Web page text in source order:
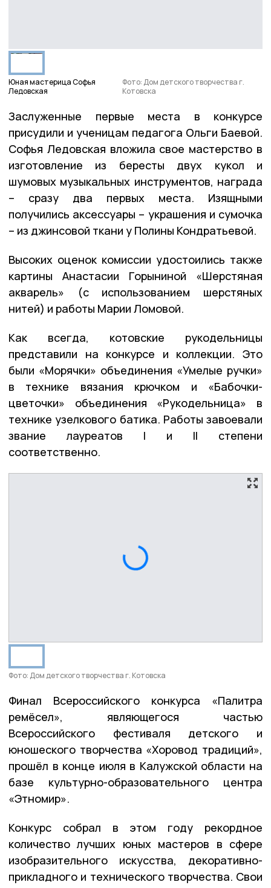
Юная мастерица Софья
Ледовская
Фото: Дом детского творчества г.
Котовска
Заслуженные первые места в конкурсе
присудили и ученицам педагога Ольги Баевой.
Софья Ледовская вложила свое мастерство в
изготовление из бересты двух кукол и
шумовых музыкальных инструментов, награда
– сразу два первых места. Изящными
получились аксессуары – украшения и сумочка
– из джинсовой ткани у Полины Кондратьевой.
Высоких оценок комиссии удостоились также
картины Анастасии Горыниной «Шерстяная
акварель» (с использованием шерстяных
нитей) и работы Марии Ломовой.
Как всегда, котовские рукодельницы
представили на конкурсе и коллекции. Это
были «Морячки» объединения «Умелые ручки»
в технике вязания крючком и «Бабочки-
цветочки» объединения «Рукодельница» в
технике узелкового батика. Работы завоевали
звание лауреатов I и II степени
соответственно.
Фото: Дом детского творчества г. Котовска
Финал Всероссийского конкурса «Палитра
ремёсел», являющегося частью
Всероссийского фестиваля детского и
юношеского творчества «Хоровод традиций»,
прошёл в конце июля в Калужской области на
базе культурно-образовательного центра
«Этномир».
Конкурс собрал в этом году рекордное
количество лучших юных мастеров в сфере
изобразительного искусства, декоративно-
прикладного и технического творчества. Свои